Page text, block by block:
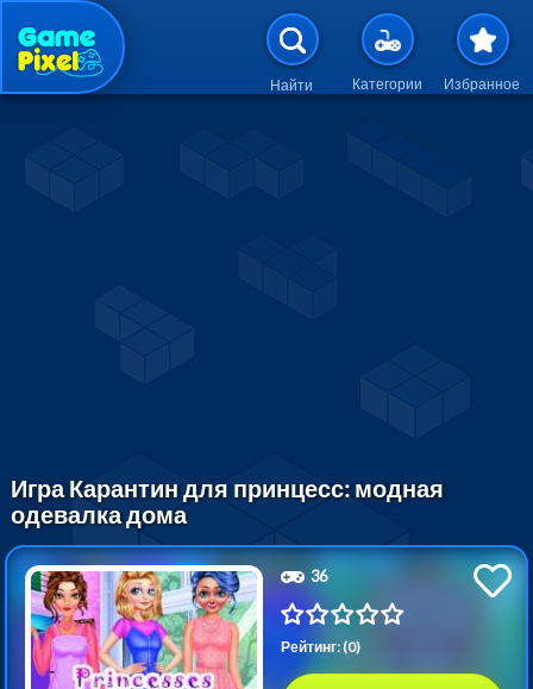
Перейти к основному
Найти Категории Избранное
Игра Карантин для принцесс: модная
одевалка дома
36
Рейтинг: (0)